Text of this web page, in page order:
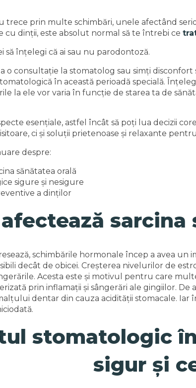
trece prin multe schimbări, unele afectând
cu dinții, este absolut normal să te întrebi ce
să înțelegi că ai sau nu parodontoză.
o consultație la stomatolog sau simți
în această perioadă specială.
la ele vor varia în funcție de starea ta de
esențiale, astfel încât să poți lua decizii
ci și soluții prietenoase și relaxante
despre:
sănătatea orală
sigure și nesigure
a dinților
schimbările hormonale încep a avea un
decât de obicei. Creșterea nivelurilor de
Acesta este și motivul pentru care
prin inflamații și sângerări ale gingiilor.
dentar din cauza acidității stomacale.
stomatologic
sigur și